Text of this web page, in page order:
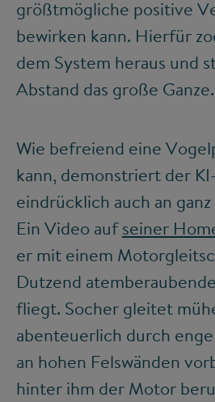
größtmögliche positive
bewirken kann. Hierfür
dem System heraus und
Abstand das große Ganze.
Wie befreiend eine
kann, demonstriert der
eindrücklich auch an
Ein Video aufseiner
er mit einem
Dutzend
fliegt. Socher gleitet
abenteuerlich durch
an hohen Felswänden
hinter ihm der Motor